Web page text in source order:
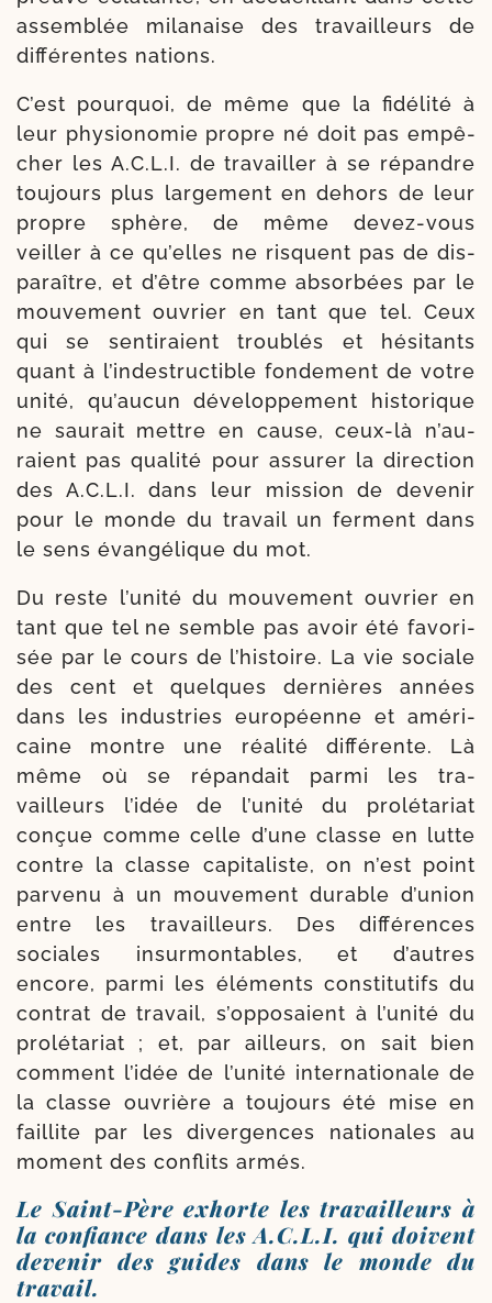
assem­blée mila­naise des tra­vailleurs de
dif­fé­rentes nations.
C’est pour­quoi, de même que la fidé­li­té à
leur phy­sio­no­mie propre né doit pas empê­
cher les A.C.L.I. de tra­vailler à se répandre
tou­jours plus lar­ge­ment en dehors de leur
propre sphère, de même devez-​vous
veiller à ce qu’elles ne risquent pas de dis­
pa­raître, et d’être comme absor­bées par le
mou­ve­ment ouvrier en tant que tel. Ceux
qui se sen­ti­raient trou­blés et hési­tants
quant à l’in­des­truc­tible fon­de­ment de votre
uni­té, qu’au­cun déve­lop­pe­ment his­to­rique
ne sau­rait mettre en cause, ceux-​là n’au­
raient pas qua­li­té pour assu­rer la direc­tion
des A.C.L.I. dans leur mis­sion de deve­nir
pour le monde du tra­vail un ferment dans
le sens évan­gé­lique du mot.
Du reste l’u­ni­té du mou­ve­ment ouvrier en
tant que tel ne semble pas avoir été favo­ri­
sée par le cours de l’his­toire. La vie sociale
des cent et quelques der­nières années
dans les indus­tries euro­péenne et amé­ri­
caine montre une réa­li­té dif­fé­rente. Là
même où se répan­dait par­mi les tra­
vailleurs l’i­dée de l’u­ni­té du prolé­tariat
conçue comme celle d’une classe en lutte
contre la classe capi­ta­liste, on n’est point
par­ve­nu à un mou­ve­ment durable d’u­nion
entre les tra­vailleurs. Des dif­fé­rences
sociales insurmon­tables, et d’autres
encore, par­mi les élé­ments consti­tu­tifs du
contrat de tra­vail, s’op­po­saient à l’u­ni­té du
pro­lé­ta­riat ; et, par ailleurs, on sait bien
com­ment l’i­dée de l’u­ni­té inter­na­tio­nale de
la classe ouvrière a tou­jours été mise en
faillite par les diver­gences natio­nales au
moment des conflits armés.
Le Saint-​Père exhorte les travailleurs à
la confiance dans les A.C.L.I. qui doivent
devenir des guides dans le monde du
travail.